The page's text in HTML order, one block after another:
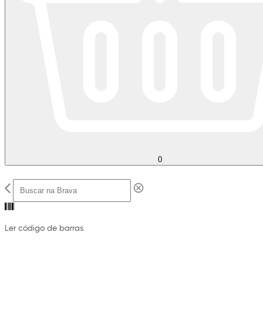
0
Ler código de barras